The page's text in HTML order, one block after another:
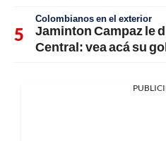
Colombianos en el exterior
Jaminton Campaz le
Central: vea acá su